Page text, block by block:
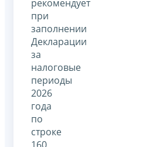
рекомендует
при
заполнении
Декларации
за
налоговые
периоды
2026
года
по
строке